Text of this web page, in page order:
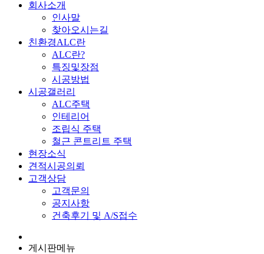
회사소개
인사말
찾아오시는길
친환경ALC란
ALC란?
특징및장점
시공방법
시공갤러리
ALC주택
인테리어
조립식 주택
철근 콘트리트 주택
현장소식
견적시공의뢰
고객상담
고객문의
공지사항
건축후기 및 A/S접수
게시판메뉴